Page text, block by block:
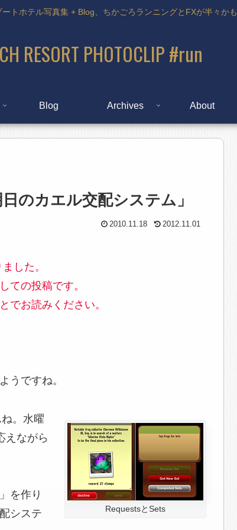
トホテル写真集 + Blog、ちかごろランニングとFXが半々かも
RESORT PHOTOCLIP #run
Blog Archives About
のカエル交配システム」
2010.11.18 2012.11.01
した。
ての投稿です。
でお読みください。
うですね。
RequestsとSets
。水曜
えながら
」を作り
システ